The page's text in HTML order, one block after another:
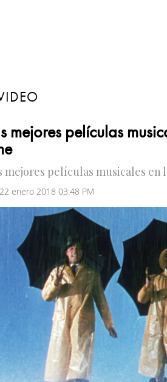
mejores películas
mejores películas musicales en
enero 2018 03:48 PM